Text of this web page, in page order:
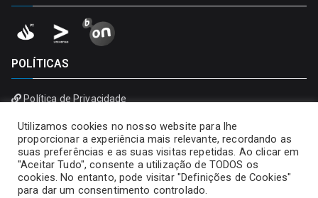
POLÍTICAS
Política de Privacidade
Utilizamos cookies no nosso website para lhe
proporcionar a experiência mais relevante, recordando as
suas preferências e as suas visitas repetidas. Ao clicar em
"Aceitar Tudo", consente a utilização de TODOS os
cookies. No entanto, pode visitar "Definições de Cookies"
para dar um consentimento controlado.